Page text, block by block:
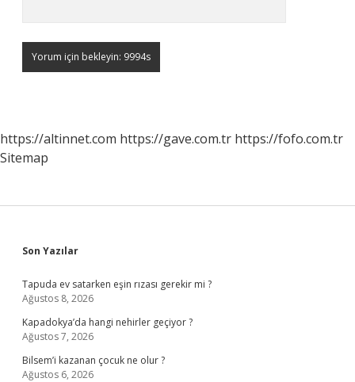
https://altinnet.com https://gave.com.tr https://fofo.com.tr
Sitemap
Sidebar
Son Yazılar
Tapuda ev satarken eşin rızası gerekir mi ?
Ağustos 8, 2026
Kapadokya’da hangi nehirler geçiyor ?
Ağustos 7, 2026
Bilsem’i kazanan çocuk ne olur ?
Ağustos 6, 2026